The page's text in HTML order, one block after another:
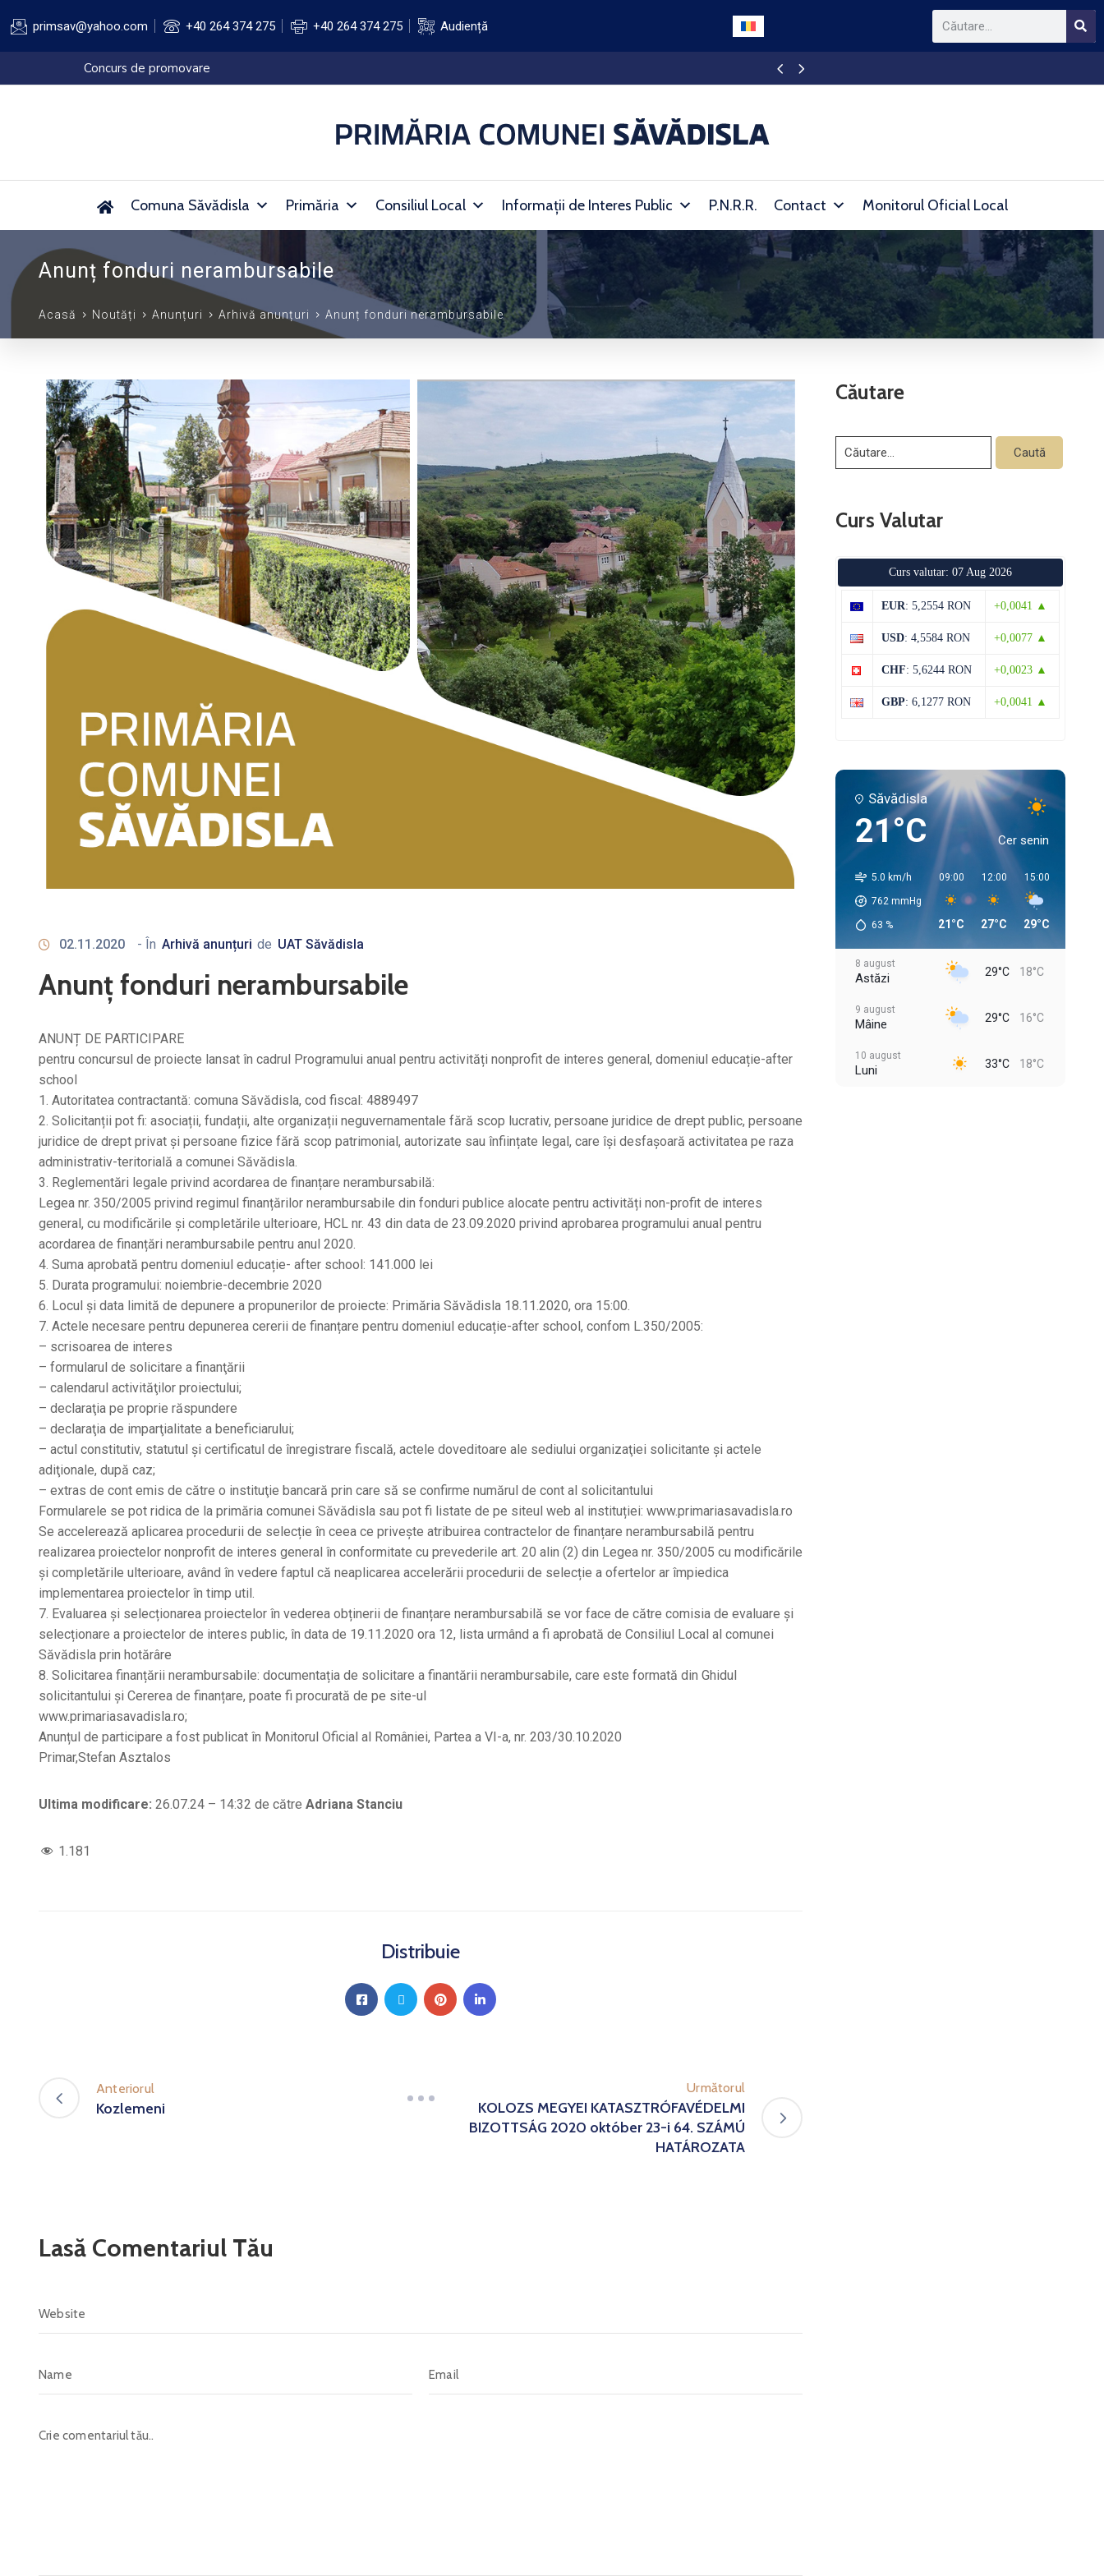
primsav@yahoo.com +40 264 374 275 +40 264 374 275 Audiență
Elaborare PUD
Comuna Săvădisla Primăria Consiliul Local Informații de Interes Public P.N.R.R. Contact Monitorul Oficial Local
Anunț fonduri nerambursabile
Acasă Noutăți Anunțuri Arhivă anunțuri Anunț fonduri nerambursabile
02.11.2020 - În Arhivă anunțuri de UAT Săvădisla
Anunț fonduri nerambursabile
ANUNȚ DE PARTICIPARE
pentru concursul de proiecte lansat în cadrul Programului anual pentru activități nonprofit de interes general, domeniul educație-after
school
1. Autoritatea contractantă: comuna Săvădisla, cod fiscal: 4889497
2. Solicitanții pot fi: asociații, fundații, alte organizații neguvernamentale fără scop lucrativ, persoane juridice de drept public, persoane
juridice de drept privat și persoane fizice fără scop patrimonial, autorizate sau înființate legal, care își desfașoară activitatea pe raza
administrativ-teritorială a comunei Săvădisla.
3. Reglementări legale privind acordarea de finanțare nerambursabilă:
Legea nr. 350/2005 privind regimul finanțărilor nerambursabile din fonduri publice alocate pentru activități non-profit de interes
general, cu modificările și completările ulterioare, HCL nr. 43 din data de 23.09.2020 privind aprobarea programului anual pentru
acordarea de finanțări nerambursabile pentru anul 2020.
4. Suma aprobată pentru domeniul educație- after school: 141.000 lei
5. Durata programului: noiembrie-decembrie 2020
6. Locul și data limită de depunere a propunerilor de proiecte: Primăria Săvădisla 18.11.2020, ora 15:00.
7. Actele necesare pentru depunerea cererii de finanțare pentru domeniul educație-after school, confom L.350/2005:
– scrisoarea de interes
– formularul de solicitare a finanţării
– calendarul activităţilor proiectului;
– declaraţia pe proprie răspundere
– declaraţia de imparţialitate a beneficiarului;
– actul constitutiv, statutul şi certificatul de înregistrare fiscală, actele doveditoare ale sediului organizaţiei solicitante şi actele
adiţionale, după caz;
– extras de cont emis de către o instituţie bancară prin care să se confirme numărul de cont al solicitantului
Formularele se pot ridica de la primăria comunei Săvădisla sau pot fi listate de pe siteul web al instituției: www.primariasavadisla.ro
Se accelerează aplicarea procedurii de selecție în ceea ce privește atribuirea contractelor de finanțare nerambursabilă pentru
realizarea proiectelor nonprofit de interes general în conformitate cu prevederile art. 20 alin (2) din Legea nr. 350/2005 cu modificările
și completările ulterioare, având în vedere faptul că neaplicarea accelerării procedurii de selecție a ofertelor ar împiedica
implementarea proiectelor în timp util.
7. Evaluarea și selecționarea proiectelor în vederea obținerii de finanțare nerambursabilă se vor face de către comisia de evaluare și
selecționare a proiectelor de interes public, în data de 19.11.2020 ora 12, lista urmând a fi aprobată de Consiliul Local al comunei
Săvădisla prin hotărâre
8. Solicitarea finanțării nerambursabile: documentația de solicitare a finantării nerambursabile, care este formată din Ghidul
solicitantului și Cererea de finanțare, poate fi procurată de pe site-ul
www.primariasavadisla.ro;
Anunțul de participare a fost publicat în Monitorul Oficial al României, Partea a VI-a, nr. 203/30.10.2020
Primar,Stefan Asztalos
Ultima modificare: 26.07.24 – 14:32 de către Adriana Stanciu
1.181
Distribuie
Anteriorul
Kozlemeni
Următorul
KOLOZS MEGYEI KATASZTRÓFAVÉDELMI
BIZOTTSÁG 2020 október 23-i 64. SZÁMÚ
HATÁROZATA
Lasă Comentariul Tău
Căutare
Curs Valutar
Curs valutar: 07 Aug 2026
EUR: 5,2554 RON +0,0041 ▲
USD: 4,5584 RON +0,0077 ▲
CHF: 5,6244 RON +0,0023 ▲
GBP: 6,1277 RON +0,0041 ▲
Săvădisla
21°C Cer senin
5.0 km/h
762 mmHg
63 %
09:00
21°C
12:00
27°C
15:00
29°C
8 august
Astăzi 29°C 18°C
9 august
Mâine 29°C 16°C
10 august
Luni 33°C 18°C